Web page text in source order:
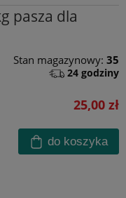
pasza dla
Stan magazynowy: 35
24 godziny
25,00 zł
do koszyka